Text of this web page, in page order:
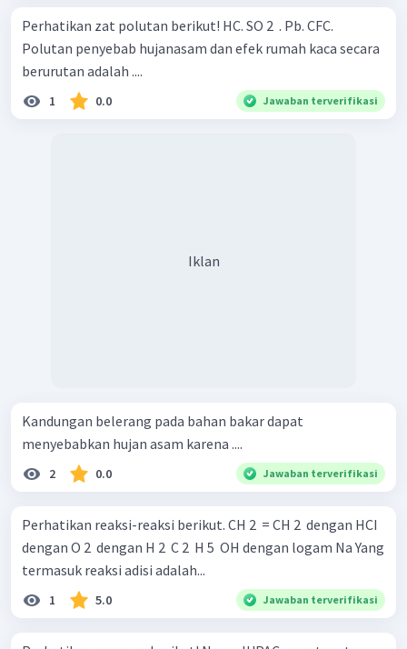
Perhatikan zat polutan berikut! HC. SO 2 ​ . Pb. CFC.
Polutan penyebab hujanasam dan efek rumah kaca secara
berurutan adalah ....
1 0.0 Jawaban terverifikasi
Iklan
Kandungan belerang pada bahan bakar dapat
menyebabkan hujan asam karena ....
2 0.0 Jawaban terverifikasi
Perhatikan reaksi-reaksi berikut. CH 2 ​ = CH 2 ​ dengan HCI
dengan O 2 ​ dengan H 2 ​ C 2 ​ H 5 ​ OH dengan logam Na Yang
termasuk reaksi adisi adalah...
1 5.0 Jawaban terverifikasi